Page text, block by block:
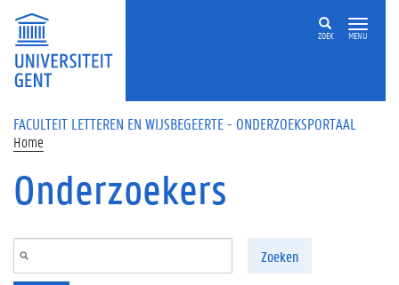
Overslaan en naar de inhoud gaan
ZOEK MENU
FACULTEIT LETTEREN EN WIJSBEGEERTE - ONDERZOEKSPORTAAL
Home
Onderzoekers
Zoeken